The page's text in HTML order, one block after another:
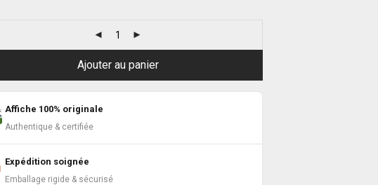
Ajouter au panier
Affiche 100% originale
Authentique & certifiée
Expédition soignée
Emballage rigide & sécurisé